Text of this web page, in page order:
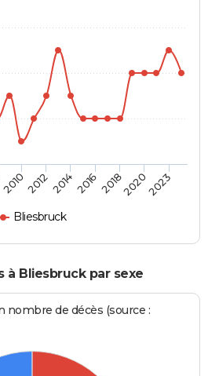
Bliesbruck
2010201220142016201820202023
à Bliesbruck par sexe
nombre de décès (source :